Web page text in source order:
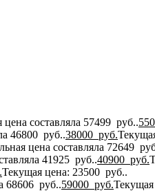
цена составляла 57499 руб..
46800 руб..38000 руб.
цена составляла 72649
41925 руб..40900 руб.
Текущая цена: 23500 руб..
68606 руб..59000 руб.